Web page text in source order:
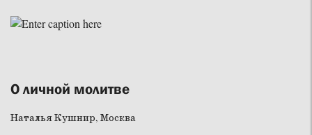
О личной молитве
Наталья Кушнир, Москва